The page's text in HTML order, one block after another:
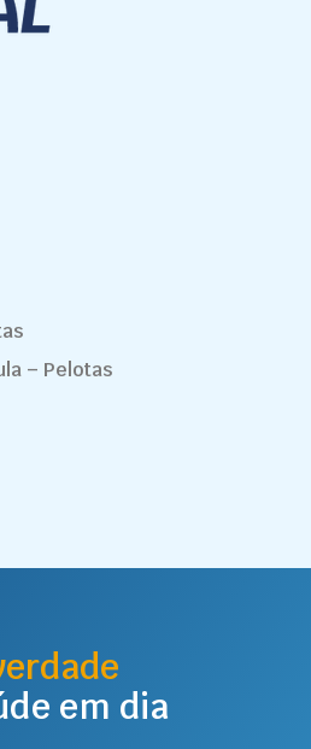
– Pelotas
em dia